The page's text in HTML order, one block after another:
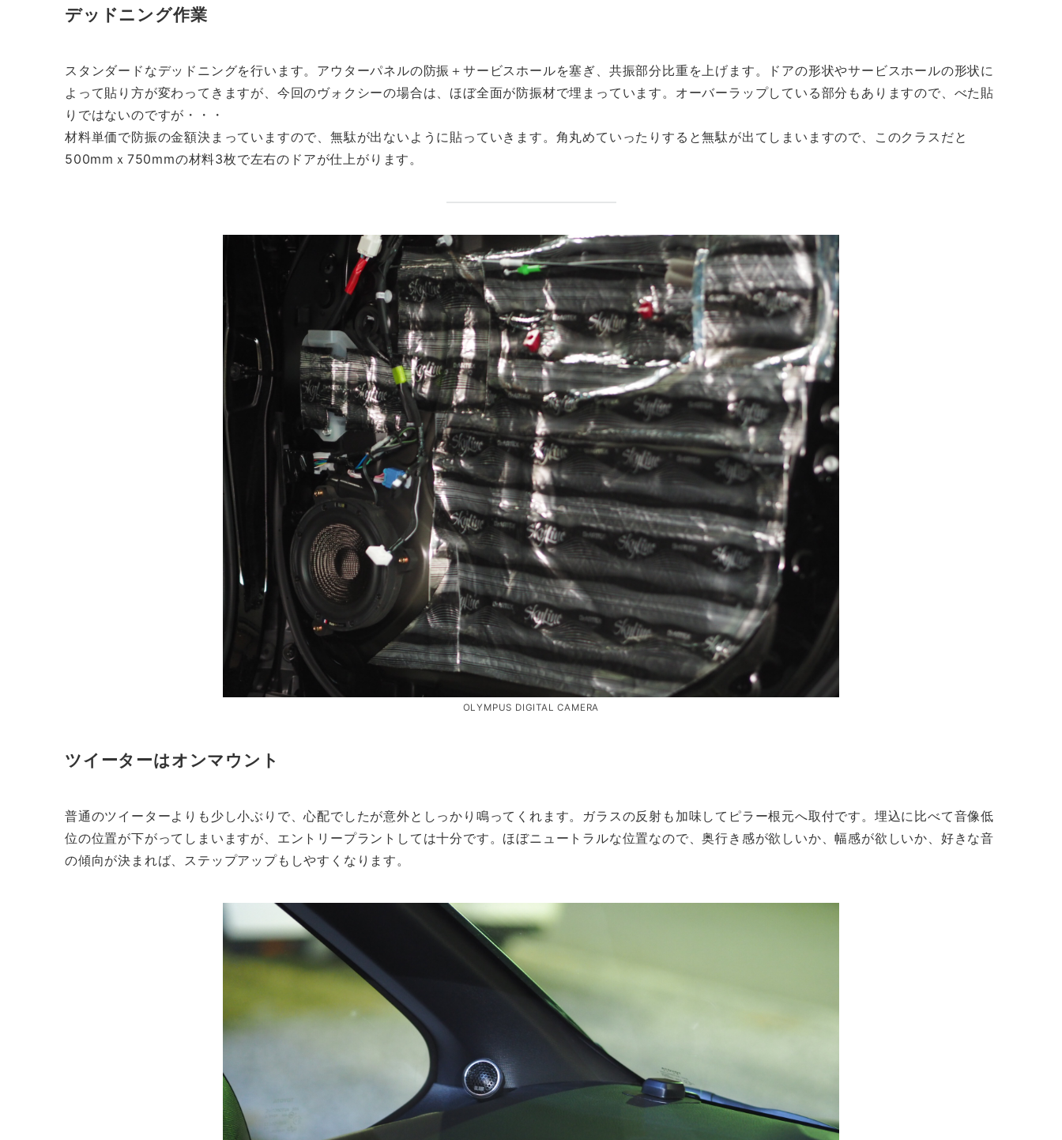
デッドニング作業
スタンダードなデッドニングを行います。アウターパネルの防振＋サービスホールを塞ぎ、共振部分比重を上げます。ドアの形状やサービスホールの形状に
よって貼り方が変わってきますが、今回のヴォクシーの場合は、ほぼ全面が防振材で埋まっています。オーバーラップしている部分もありますので、べた貼
りではないのですが・・・
材料単価で防振の金額決まっていますので、無駄が出ないように貼っていきます。角丸めていったりすると無駄が出てしまいますので、このクラスだと
500mmｘ750mmの材料3枚で左右のドアが仕上がります。
OLYMPUS DIGITAL CAMERA
ツイーターはオンマウント
普通のツイーターよりも少し小ぶりで、心配でしたが意外としっかり鳴ってくれます。ガラスの反射も加味してピラー根元へ取付です。埋込に比べて音像低
位の位置が下がってしまいますが、エントリープラントしては十分です。ほぼニュートラルな位置なので、奥行き感が欲しいか、幅感が欲しいか、好きな音
の傾向が決まれば、ステップアップもしやすくなります。